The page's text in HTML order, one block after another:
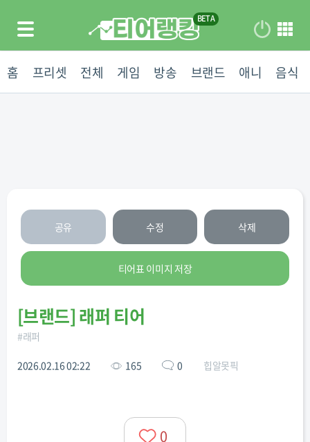
홈 프리셋 전체 게임 방송 브랜드 애니 음식
공유 수정 삭제
티어표 이미지 저장
[브랜드]래퍼 티어
#래퍼
2026.02.16 02:22 165 0 힙알못픽
0